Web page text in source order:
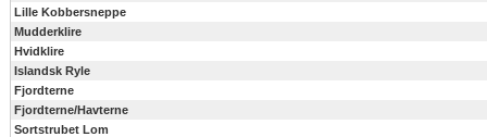
Lille Kobbersneppe
Mudderklire
Hvidklire
Islandsk Ryle
Fjordterne
Fjordterne/Havterne
Sortstrubet Lom